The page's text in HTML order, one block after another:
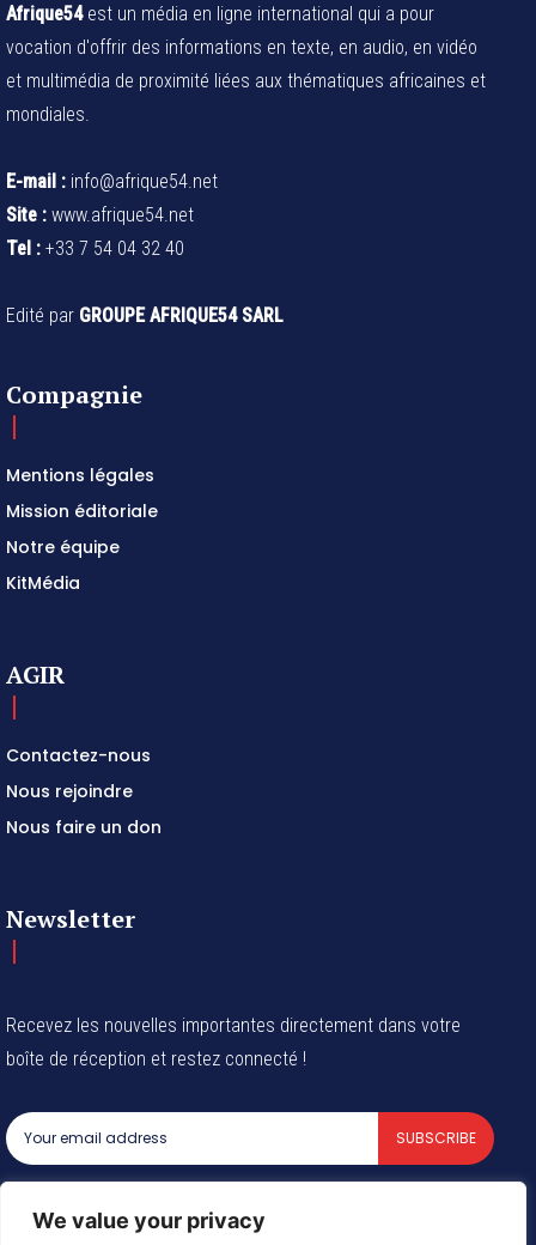
We value your privacy
Afrique54est un média en ligne international qui a pour
vocation d'offrir des informations en texte, en audio, en vidéo
et multimédia de proximité liées aux thématiques africaines et
mondiales.
E-mail : info@afrique54.net
Site : www.afrique54.net
Tel : +33 7 54 04 32 40
Edité par GROUPE AFRIQUE54 SARL
Compagnie
Mentions légales
Mission éditoriale
Notre équipe
KitMédia
AGIR
Contactez-nous
Nous rejoindre
Nous faire un don
Newsletter
Recevez les nouvelles importantes directement dans votre
boîte de réception et restez connecté !
SUBSCRIBE